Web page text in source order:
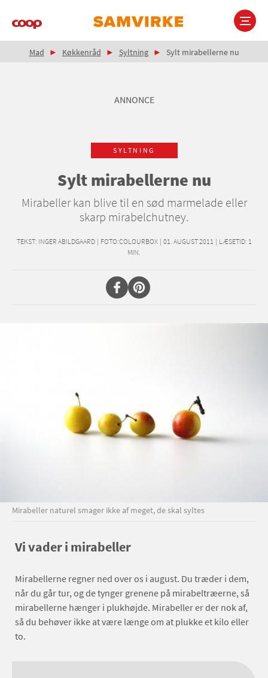
Brødkrumme
Mad Køkkenråd Syltning Sylt mirabellerne nu
ANNONCE
SYLTNING
Sylt mirabellerne nu
Mirabeller kan blive til en sød marmelade eller
skarp mirabelchutney.
TEKST: INGER ABILDGAARD | FOTO:COLOURBOX | 01. AUGUST 2011 | LÆSETID: 1
MIN.
Mirabeller naturel smager ikke af meget, de skal syltes
Vi vader i mirabeller
Mirabellerne regner ned over os i august. Du træder i dem,
når du går tur, og de tynger grenene på mirabeltræerne, så
mirabellerne hænger i plukhøjde. Mirabeller er der nok af,
så du behøver ikke at være længe om at plukke et kilo eller
to.